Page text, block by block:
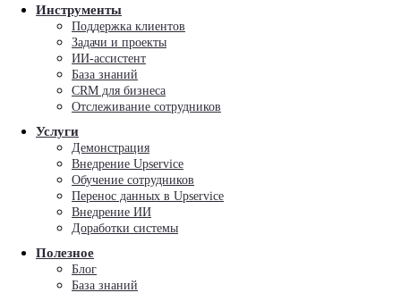
Инструменты
Поддержка клиентов
Задачи и проекты
ИИ-ассистент
База знаний
CRM для бизнеса
Отслеживание сотрудников
Услуги
Демонстрация
Внедрение Upservice
Обучение сотрудников
Перенос данных в Upservice
Внедрение ИИ
Доработки системы
Полезное
Блог
База знаний